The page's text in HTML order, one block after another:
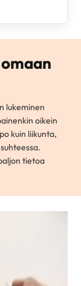
lukeminen
oikein
kuin liikunta,
tietoa